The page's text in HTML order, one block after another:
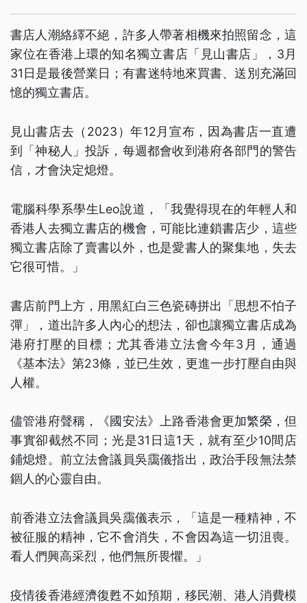
書店人潮絡繹不絕，許多人帶著相機來拍照留念，這
家位在香港上環的知名獨立書店「見山書店」，3月
31日是最後營業日；有書迷特地來買書、送別充滿回
憶的獨立書店。
見山書店去（2023）年12月宣布，因為書店一直遭
到「神秘人」投訴，每週都會收到港府各部門的警告
信，才會決定熄燈。
電腦科學系學生Leo說道，「我覺得現在的年輕人和
香港人去獨立書店的機會，可能比連鎖書店少，這些
獨立書店除了賣書以外，也是愛書人的聚集地，失去
它很可惜。」
書店前門上方，用黑紅白三色瓷磚拼出「思想不怕子
彈」，道出許多人內心的想法，卻也讓獨立書店成為
港府打壓的目標；尤其香港立法會今年3月，通過
《基本法》第23條，並已生效，更進一步打壓自由與
人權。
儘管港府聲稱，《國安法》上路香港會更加繁榮，但
事實卻截然不同；光是31日這1天，就有至少10間店
鋪熄燈。前立法會議員吳靄儀指出，政治手段無法禁
錮人的心靈自由。
前香港立法會議員吳靄儀表示，「這是一種精神，不
被征服的精神，它不會消失，不會因為這一切沮喪。
看人們興高采烈，他們無所畏懼。」
疫情後香港經濟復甦不如預期，移民潮、港人消費模